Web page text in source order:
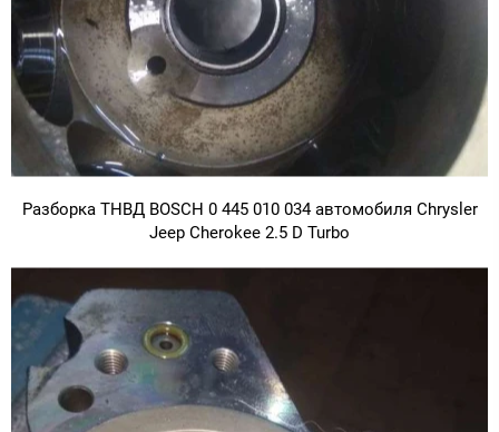
Разборка ТНВД BOSCH 0 445 010 034 автомобиля Chrysler
Jeep Cherokee 2.5 D Turbo